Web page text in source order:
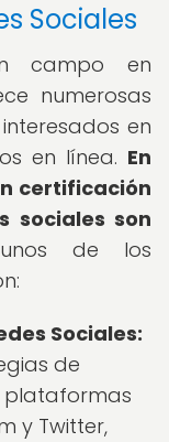
Sociales
campo en
numerosas
en
en línea. En
certificación
sociales son
de los
Sociales:
de
plataformas
y Twitter,